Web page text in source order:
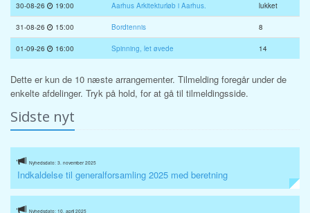
30-08-26 19:00 Aarhus Arkitekturløb i Aarhus. lukket
31-08-26 15:00 Bordtennis 8
01-09-26 16:00 Spinning, let øvede 14
Dette er kun de 10 næste arrangementer. Tilmelding foregår under de
enkelte afdelinger. Tryk på hold, for at gå til tilmeldingsside.
Sidste nyt
Nyhedsdato: 3. november 2025
Indkaldelse til generalforsamling 2025 med beretning
Nyhedsdato: 10. april 2025